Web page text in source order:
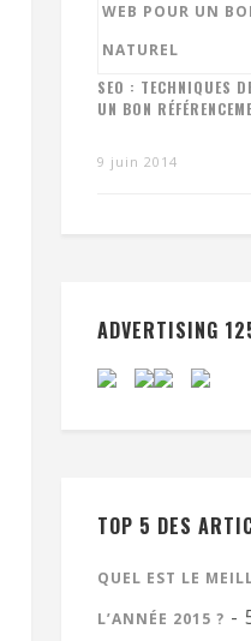
SEO : TECHNIQUES
UN BON
9 juin 2014
ADVERTISING
TOP 5 DES
QUEL EST LE
L’ANNÉE 2015 ? -